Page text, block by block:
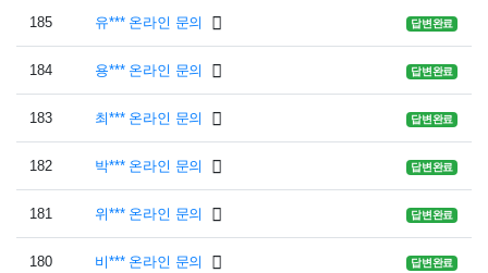
185 유*** 온라인 문의 답변완료
184 용*** 온라인 문의 답변완료
183 최*** 온라인 문의 답변완료
182 박*** 온라인 문의 답변완료
181 위*** 온라인 문의 답변완료
180 비*** 온라인 문의 답변완료